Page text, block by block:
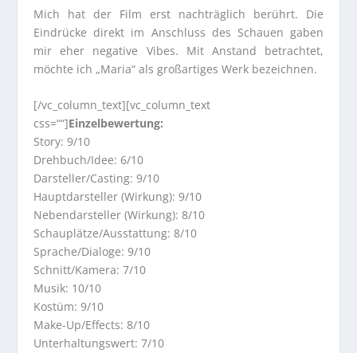
Mich hat der Film erst nachträglich berührt. Die
Eindrücke direkt im Anschluss des Schauen gaben
mir eher negative Vibes. Mit Anstand betrachtet,
möchte ich „Maria“ als großartiges Werk bezeichnen.
[/vc_column_text][vc_column_text
css=““]Einzelbewertung:
Story: 9/10
Drehbuch/Idee: 6/10
Darsteller/Casting: 9/10
Hauptdarsteller (Wirkung): 9/10
Nebendarsteller (Wirkung): 8/10
Schauplätze/Ausstattung: 8/10
Sprache/Dialoge: 9/10
Schnitt/Kamera: 7/10
Musik: 10/10
Kostüm: 9/10
Make-Up/Effects: 8/10
Unterhaltungswert: 7/10